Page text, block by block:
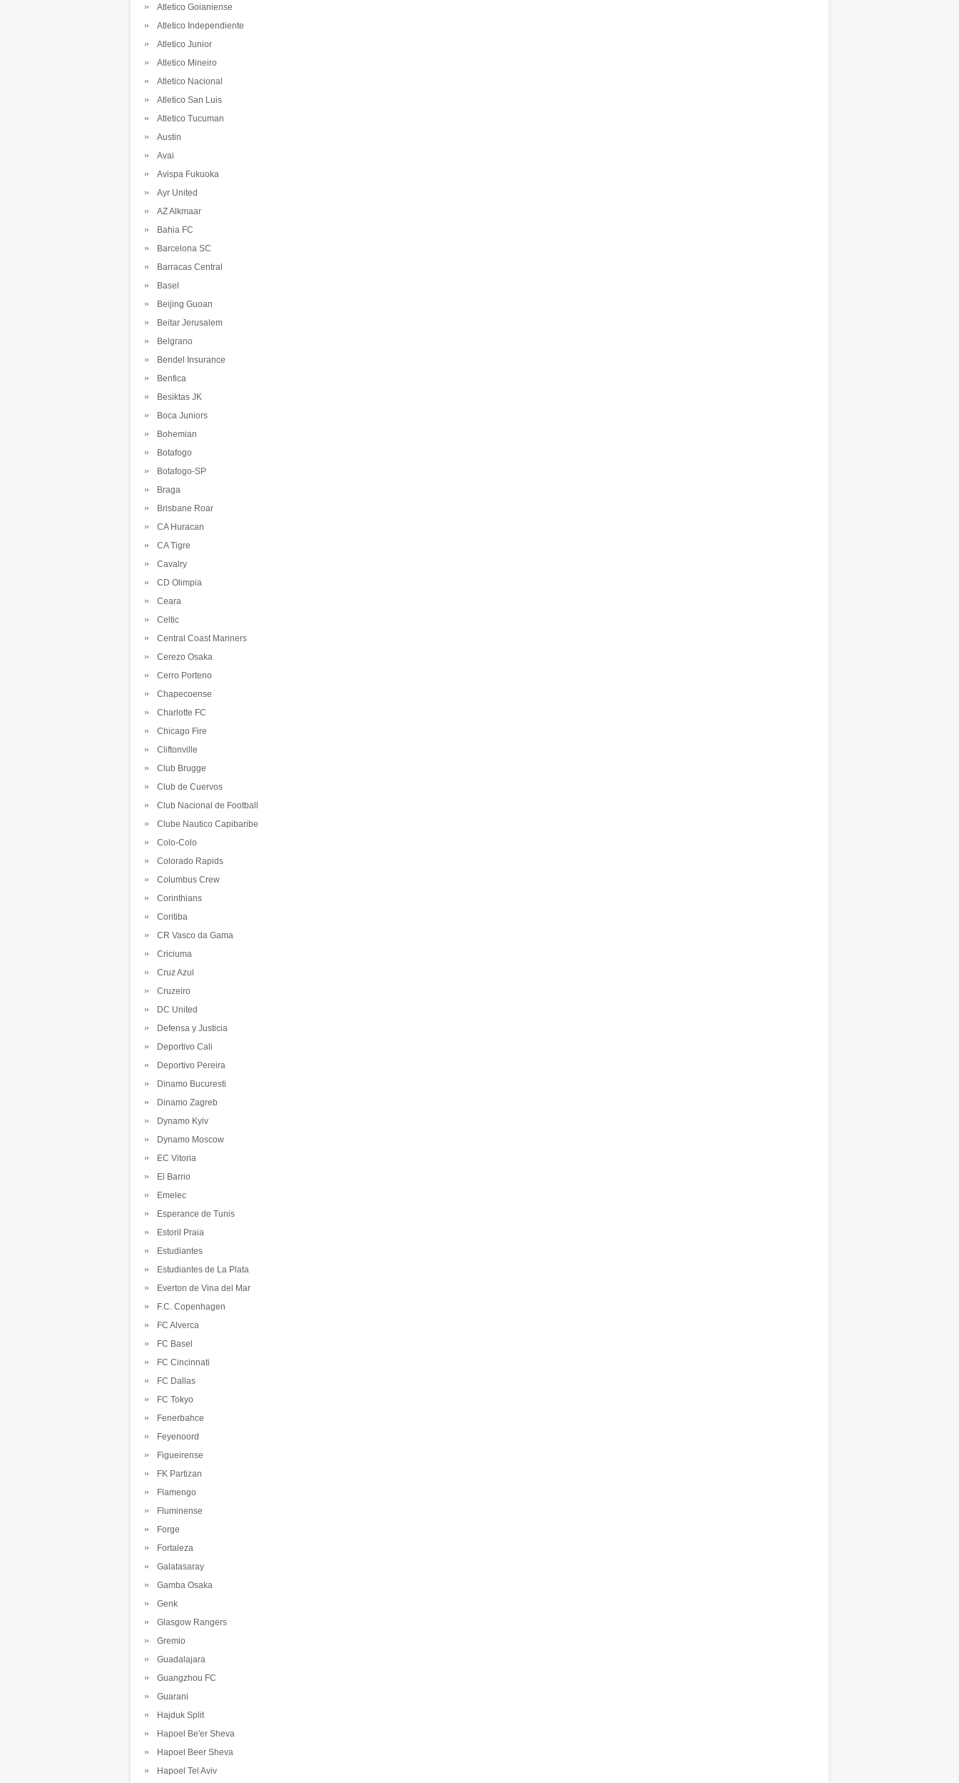
Atletico Goianiense
Atletico Independiente
Atletico Junior
Atletico Mineiro
Atletico Nacional
Atletico San Luis
Atletico Tucuman
Austin
Avai
Avispa Fukuoka
Ayr United
AZ Alkmaar
Bahia FC
Barcelona SC
Barracas Central
Basel
Beijing Guoan
Beitar Jerusalem
Belgrano
Bendel Insurance
Benfica
Besiktas JK
Boca Juniors
Bohemian
Botafogo
Botafogo-SP
Braga
Brisbane Roar
CA Huracan
CA Tigre
Cavalry
CD Olimpia
Ceara
Celtic
Central Coast Mariners
Cerezo Osaka
Cerro Porteno
Chapecoense
Charlotte FC
Chicago Fire
Cliftonville
Club Brugge
Club de Cuervos
Club Nacional de Football
Clube Nautico Capibaribe
Colo-Colo
Colorado Rapids
Columbus Crew
Corinthians
Coritiba
CR Vasco da Gama
Criciuma
Cruz Azul
Cruzeiro
DC United
Defensa y Justicia
Deportivo Cali
Deportivo Pereira
Dinamo Bucuresti
Dinamo Zagreb
Dynamo Kyiv
Dynamo Moscow
EC Vitoria
El Barrio
Emelec
Esperance de Tunis
Estoril Praia
Estudiantes
Estudiantes de La Plata
Everton de Vina del Mar
F.C. Copenhagen
FC Alverca
FC Basel
FC Cincinnati
FC Dallas
FC Tokyo
Fenerbahce
Feyenoord
Figueirense
FK Partizan
Flamengo
Fluminense
Forge
Fortaleza
Galatasaray
Gamba Osaka
Genk
Glasgow Rangers
Gremio
Guadalajara
Guangzhou FC
Guarani
Hajduk Split
Hapoel Be'er Sheva
Hapoel Beer Sheva
Hapoel Tel Aviv